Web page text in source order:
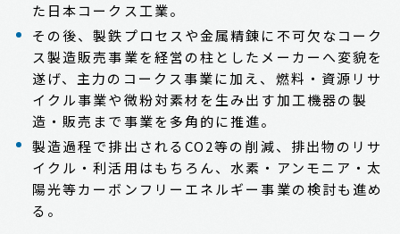
た日本コークス工業。
その後、製鉄プロセスや金属精錬に不可欠なコーク
ス製造販売事業を経営の柱としたメーカーへ変貌を
遂げ、主力のコークス事業に加え、燃料・資源リサ
イクル事業や微粉対素材を生み出す加工機器の製
造・販売まで事業を多角的に推進。
製造過程で排出されるCO2等の削減、排出物のリサ
イクル・利活用はもちろん、水素・アンモニア・太
陽光等カーボンフリーエネルギー事業の検討も進め
る。